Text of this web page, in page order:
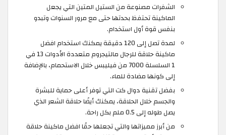
الشفرات مصنوعة من الستيل المتين التي يجعل
الماكينة تحتفظ بحدتها حتى مع مرور السنوات وتبدو
بنفس قوة أول استخدام.
لمدة تصل إلى 120 دقيقة يمكنك استخدام افضل
ماكينة حلاقة للرجال مالتيجروم متعددة الأدوات 13 في
1 السلسلة 7000 من فيليبس خلال الاستحمام، بالإضافة
إلى كونها مضادة للماء.
بفضل تقنية دوال كت التي توفر أعلى حماية للبشرة
والجسم خلال الحلاقة، يمكنك أيضًا حلاقة الشعر الذي
يصل طوله إلى 0.5 ملم بكل راحة.
من أبرز مميزاتها والتي تجعلها حقًا افضل ماكينة حلاقة